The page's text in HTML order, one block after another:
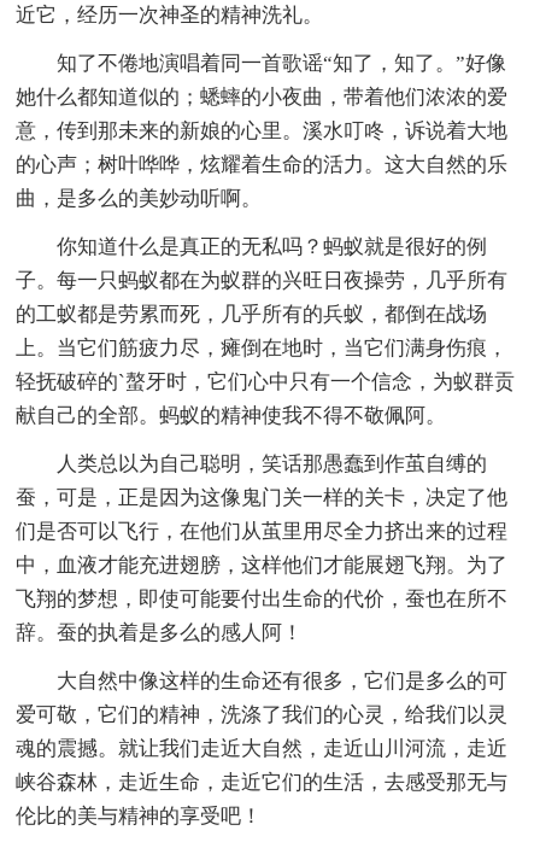
近它，经历一次神圣的精神洗礼。
知了不倦地演唱着同一首歌谣“知了，知了。”好像
她什么都知道似的；蟋蟀的小夜曲，带着他们浓浓的爱
意，传到那未来的新娘的心里。溪水叮咚，诉说着大地
的心声；树叶哗哗，炫耀着生命的活力。这大自然的乐
曲，是多么的美妙动听啊。
你知道什么是真正的无私吗？蚂蚁就是很好的例
子。每一只蚂蚁都在为蚁群的兴旺日夜操劳，几乎所有
的工蚁都是劳累而死，几乎所有的兵蚁，都倒在战场
上。当它们筋疲力尽，瘫倒在地时，当它们满身伤痕，
轻抚破碎的`螯牙时，它们心中只有一个信念，为蚁群贡
献自己的全部。蚂蚁的精神使我不得不敬佩阿。
人类总以为自己聪明，笑话那愚蠢到作茧自缚的
蚕，可是，正是因为这像鬼门关一样的关卡，决定了他
们是否可以飞行，在他们从茧里用尽全力挤出来的过程
中，血液才能充进翅膀，这样他们才能展翅飞翔。为了
飞翔的梦想，即使可能要付出生命的代价，蚕也在所不
辞。蚕的执着是多么的感人阿！
大自然中像这样的生命还有很多，它们是多么的可
爱可敬，它们的精神，洗涤了我们的心灵，给我们以灵
魂的震撼。就让我们走近大自然，走近山川河流，走近
峡谷森林，走近生命，走近它们的生活，去感受那无与
伦比的美与精神的享受吧！